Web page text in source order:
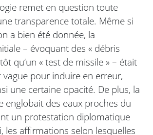
remet en question toute
transparence totale. Même si
a bien été donnée, la
– évoquant des « débris
qu’un « test de missile » – était
pour induire en erreur,
une certaine opacité. De plus, la
englobait des eaux proches du
un protestation diplomatique
les affirmations selon lesquelles